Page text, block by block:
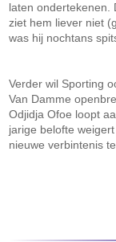
laten ondertekenen.
ziet hem liever niet
was hij nochtans
Verder wil Sporting
Van Damme
Odjidja Ofoe loopt
jarige belofte
nieuwe verbintenis